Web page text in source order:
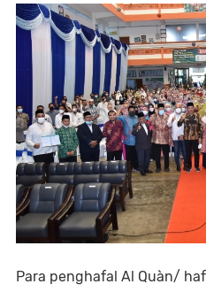
Para penghafal Al Quàn/